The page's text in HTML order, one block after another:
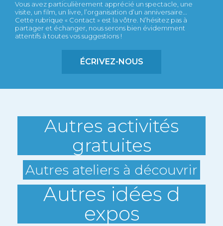
Vous avez particulièrement apprécié un spectacle, une
visite, un film, un livre, l’organisation d’un anniversaire...
Cette rubrique « Contact » est la vôtre. N’hésitez pas à
partager et échanger, nous serons bien évidemment
attentifs à toutes vos suggestions !
ÉCRIVEZ-NOUS
Autres activités
gratuites
Autres ateliers à découvrir
Autres idées d
expos